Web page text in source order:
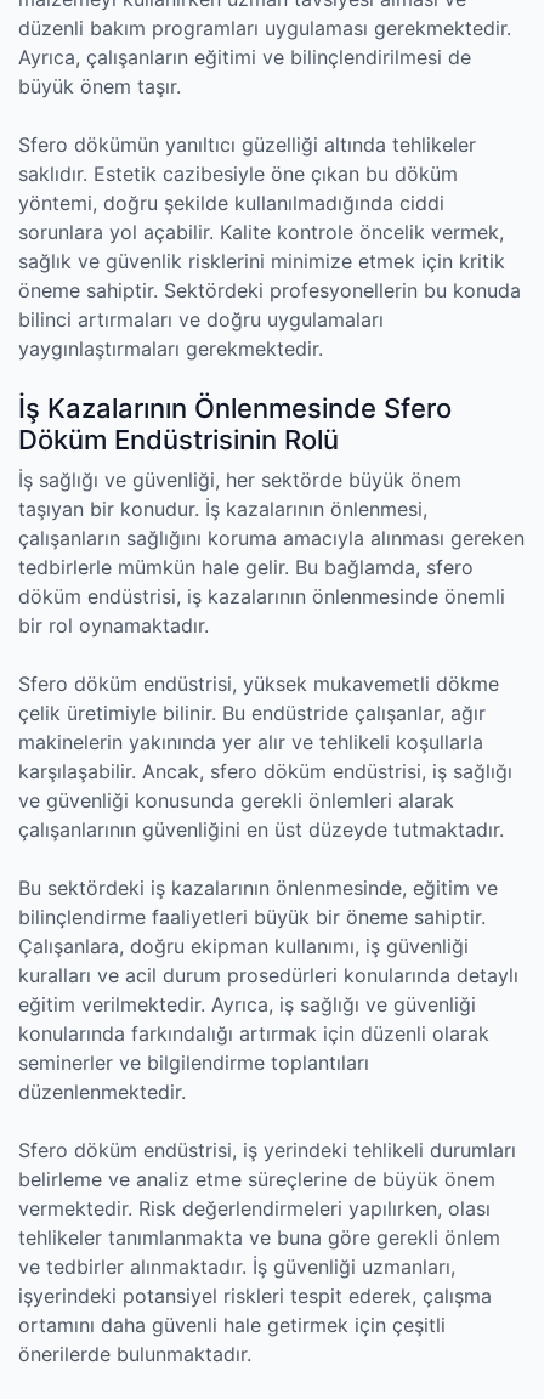
düzenli bakım programları uygulaması gerekmektedir.
Ayrıca, çalışanların eğitimi ve bilinçlendirilmesi de
büyük önem taşır.
Sfero dökümün yanıltıcı güzelliği altında tehlikeler
saklıdır. Estetik cazibesiyle öne çıkan bu döküm
yöntemi, doğru şekilde kullanılmadığında ciddi
sorunlara yol açabilir. Kalite kontrole öncelik vermek,
sağlık ve güvenlik risklerini minimize etmek için kritik
öneme sahiptir. Sektördeki profesyonellerin bu konuda
bilinci artırmaları ve doğru uygulamaları
yaygınlaştırmaları gerekmektedir.
İş Kazalarının Önlenmesinde Sfero
Döküm Endüstrisinin Rolü
İş sağlığı ve güvenliği, her sektörde büyük önem
taşıyan bir konudur. İş kazalarının önlenmesi,
çalışanların sağlığını koruma amacıyla alınması gereken
tedbirlerle mümkün hale gelir. Bu bağlamda, sfero
döküm endüstrisi, iş kazalarının önlenmesinde önemli
bir rol oynamaktadır.
Sfero döküm endüstrisi, yüksek mukavemetli dökme
çelik üretimiyle bilinir. Bu endüstride çalışanlar, ağır
makinelerin yakınında yer alır ve tehlikeli koşullarla
karşılaşabilir. Ancak, sfero döküm endüstrisi, iş sağlığı
ve güvenliği konusunda gerekli önlemleri alarak
çalışanlarının güvenliğini en üst düzeyde tutmaktadır.
Bu sektördeki iş kazalarının önlenmesinde, eğitim ve
bilinçlendirme faaliyetleri büyük bir öneme sahiptir.
Çalışanlara, doğru ekipman kullanımı, iş güvenliği
kuralları ve acil durum prosedürleri konularında detaylı
eğitim verilmektedir. Ayrıca, iş sağlığı ve güvenliği
konularında farkındalığı artırmak için düzenli olarak
seminerler ve bilgilendirme toplantıları
düzenlenmektedir.
Sfero döküm endüstrisi, iş yerindeki tehlikeli durumları
belirleme ve analiz etme süreçlerine de büyük önem
vermektedir. Risk değerlendirmeleri yapılırken, olası
tehlikeler tanımlanmakta ve buna göre gerekli önlem
ve tedbirler alınmaktadır. İş güvenliği uzmanları,
işyerindeki potansiyel riskleri tespit ederek, çalışma
ortamını daha güvenli hale getirmek için çeşitli
önerilerde bulunmaktadır.